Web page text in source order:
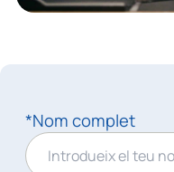
*Nom complet